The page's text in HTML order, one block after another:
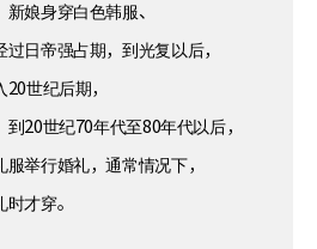
娘身穿白色韩服、
日帝强占期，到光复以后，
世纪后期，
20世纪70年代至80年代以后，
举行婚礼，通常情况下，
才穿。